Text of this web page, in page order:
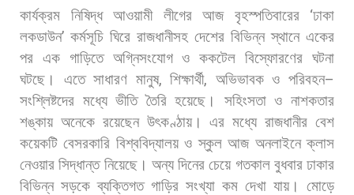
কার্যক্রম নিষিদ্ধ আওয়ামী লীগের আজ বৃহস্পতিবারের‘ঢাকা
লকডাউন’ কর্মসূচি ঘিরে রাজধানীসহ দেশের বিভিন্ন স্থানে একের
পর এক গাড়িতে অগ্নিসংযোগ ও ককটেল বিস্ফোরণের ঘটনা
ঘটছে।
এতে সাধারণ মানুষ,শিক্ষার্থী, অভিভাবক ও পরিবহন–
সংশ্লিষ্টদের মধ্যে ভীতি তৈরি হয়েছে। সহিংসতা ও নাশকতার
শঙ্কায় অনেকে রয়েছেন উৎকণ্ঠায়। এর মধ্যে রাজধানীর বেশ
কয়েকটি বেসরকারি বিশ্ববিদ্যালয় ও স্কুল আজ অনলাইনে ক্লাস
নেওয়ার সিদ্ধান্ত নিয়েছে। অন্য দিনের চেয়ে গতকাল বুধবার ঢাকার
বিভিন্ন সড়কে ব্যক্তিগত গাড়ির সংখ্যা কম দেখা যায়।
মোড়ে